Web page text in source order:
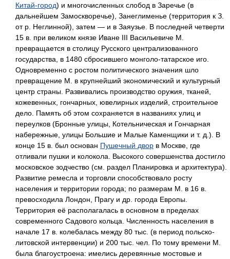
Китай-город) и многочисленных слобод в Заречье (в
дальнейшем Замоскворечье), Занеглименье (территория к З.
от р. Неглинной), затем — и в Заяузье. В последней четверти
15 в. при великом князе Иване III Васильевиче М.
превращается в столицу Русского централизованного
государства, в 1480 сбросившего монголо-татарское иго.
Одновременно с ростом политического значения шло
превращение М. в крупнейший экономический и культурный
центр страны. Развивались производство оружия, тканей,
кожевенных, гончарных, ювелирных изделий, строительное
дело. Память об этом сохраняется в названиях улиц и
переулков (Бронные улицы, Котельническая и Гончарная
набережные, улицы Большие и Малые Каменщики и т. д.). В
конце 15 в. был основан Пушечный двор в Москве, где
отливали пушки и колокола. Высокого совершенства достигло
московское зодчество (см. раздел Планировка и архитектура).
Развитие ремесла и торговли способствовало росту
населения и территории города; по размерам М. в 16 в.
превосходила Лондон, Прагу и др. города Европы.
Территория её располагалась в основном в пределах
современного Садового кольца. Численность населения в
начале 17 в. колебалась между 80 тыс. (в период польско-
литовской интервенции) и 200 тыс. чел. По тому времени М.
была благоустроена: имелись деревянные мостовые и